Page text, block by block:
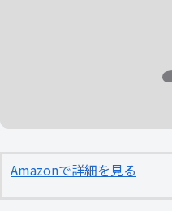
Amazonで詳細を見る